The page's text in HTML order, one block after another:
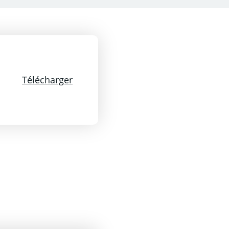
TéléchargerTélécharger Télécharger cette